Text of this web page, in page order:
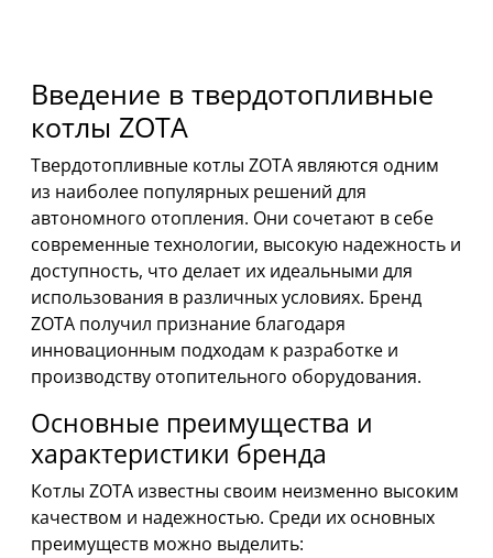
Введение в твердотопливные
котлы ZOTA
Твердотопливные котлы ZOTA являются одним
из наиболее популярных решений для
автономного отопления. Они сочетают в себе
современные технологии, высокую надежность и
доступность, что делает их идеальными для
использования в различных условиях. Бренд
ZOTA получил признание благодаря
инновационным подходам к разработке и
производству отопительного оборудования.
Основные преимущества и
характеристики бренда
Котлы ZOTA известны своим неизменно высоким
качеством и надежностью. Среди их основных
преимуществ можно выделить: